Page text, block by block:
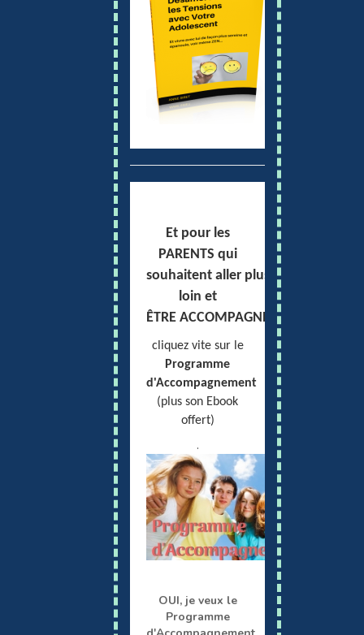
Et pour les
PARENTS qui
souhaitent aller plus
loin et
ÊTRE ACCOMPAGNÉS,
cliquez vite sur le
Programme
d'Accompagnement
(plus son Ebook
offert)
.
OUI, je veux le
Programme